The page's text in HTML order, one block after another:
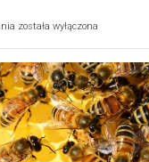
Ekologiczne
Wręczyca
Wielka
z
dofinansowaniem
ponad
15,6
mln
została wyłączona